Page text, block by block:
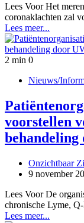
Lees Voor Het
coronaklachten zal
Lees meer...
2 min 0
Nieuws/
voorstellen
Onzichtbaar
9 november
Lees Voor De
chronische Lyme,
Lees meer...